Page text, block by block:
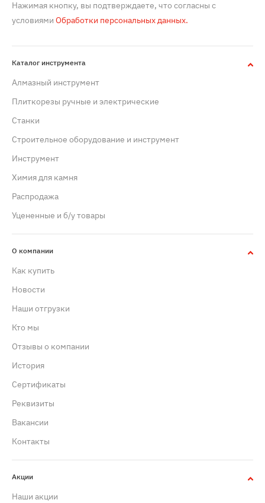
Нажимая кнопку, вы подтверждаете, что согласны с
условиями Обработки персональных данных.
Каталог инструмента
Алмазный инструмент
Плиткорезы ручные и электрические
Станки
Строительное оборудование и инструмент
Инструмент
Химия для камня
Распродажа
Уцененные и б/у товары
О компании
Как купить
Новости
Наши отгрузки
Кто мы
Отзывы о компании
История
Сертификаты
Реквизиты
Вакансии
Контакты
Акции
Наши акции